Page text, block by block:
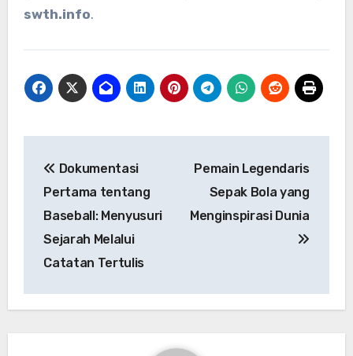
swth.info.
pos
Dokumentasi
Pertama tentang
Baseball: Menyusuri
Sejarah Melalui
Catatan Tertulis
Pemain Legendaris
Sepak Bola yang
Menginspirasi Dunia